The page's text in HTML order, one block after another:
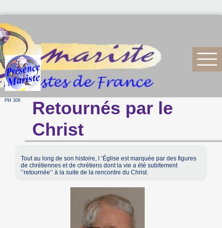
PM 308
Retournés par le
Christ
Tout au long de son histoire, l ’Église est marquée par des figures
de chrétiennes et de chrétiens dont la vie a été subitement
’’retournée’’ à la suite de la rencontre du Christ.